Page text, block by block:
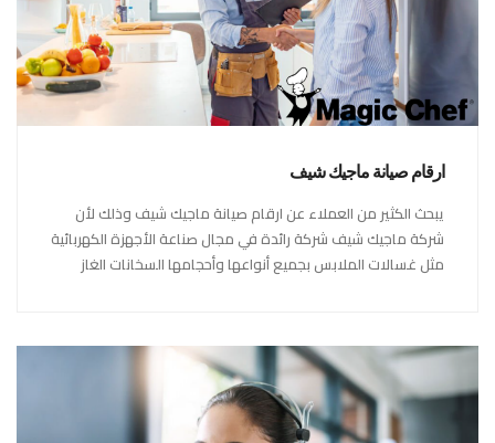
ارقام صيانة ماجيك شيف
يبحث الكثير من العملاء عن ارقام صيانة ماجيك شيف وذلك لأن
شركة ماجيك شيف شركة رائدة في مجال صناعة الأجهزة الكهربائية
مثل غسالات الملابس بجميع أنواعها وأحجامها السخانات الغاز